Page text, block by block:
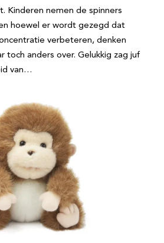
Kinderen nemen de spinners
hoewel er wordt gezegd dat
verbeteren, denken
toch anders over. Gelukkig zag juf
van…